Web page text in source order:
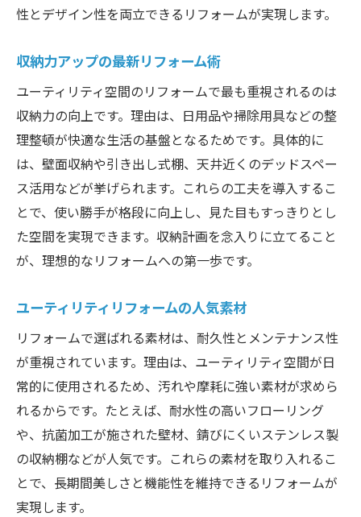
性とデザイン性を両立できるリフォームが実現します。
収納力アップの最新リフォーム術
ユーティリティ空間のリフォームで最も重視されるのは
収納力の向上です。理由は、日用品や掃除用具などの整
理整頓が快適な生活の基盤となるためです。具体的に
は、壁面収納や引き出し式棚、天井近くのデッドスペー
ス活用などが挙げられます。これらの工夫を導入するこ
とで、使い勝手が格段に向上し、見た目もすっきりとし
た空間を実現できます。収納計画を念入りに立てること
が、理想的なリフォームへの第一歩です。
ユーティリティリフォームの人気素材
リフォームで選ばれる素材は、耐久性とメンテナンス性
が重視されています。理由は、ユーティリティ空間が日
常的に使用されるため、汚れや摩耗に強い素材が求めら
れるからです。たとえば、耐水性の高いフローリング
や、抗菌加工が施された壁材、錆びにくいステンレス製
の収納棚などが人気です。これらの素材を取り入れるこ
とで、長期間美しさと機能性を維持できるリフォームが
実現します。